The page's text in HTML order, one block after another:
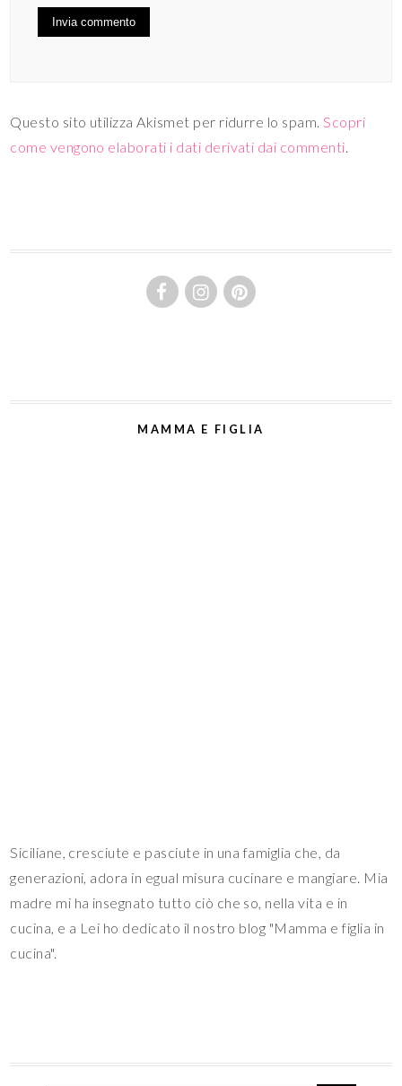
Questo sito utilizza Akismet per ridurre lo spam.Scopri
come vengono elaborati i dati derivati dai commenti.
MAMMA E FIGLIA
cucina".